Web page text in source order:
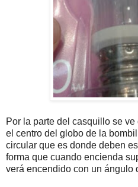
Por la parte del casquillo se
el centro del globo de la
circular que es donde deben
forma que cuando encienda
verá encendido con un ángulo